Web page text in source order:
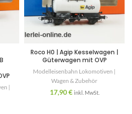
|
Roco H0 | Agip Kesselwagen |
Güterwagen mit OVP
Modelleisenbahn Lokomotiven |
Wagen & Zubehör
17,90€ inkl. MwSt.